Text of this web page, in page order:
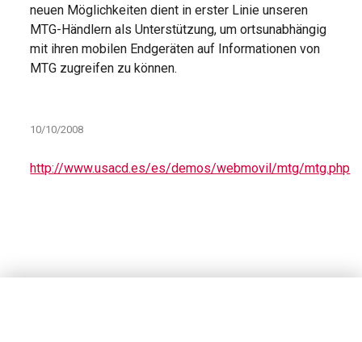
neuen Möglichkeiten dient in erster Linie unseren
MTG-Händlern als Unterstützung, um ortsunabhängig
mit ihren mobilen Endgeräten auf Informationen von
MTG zugreifen zu können.
10/10/2008
http://www.usacd.es/es/demos/webmovil/mtg/mtg.php